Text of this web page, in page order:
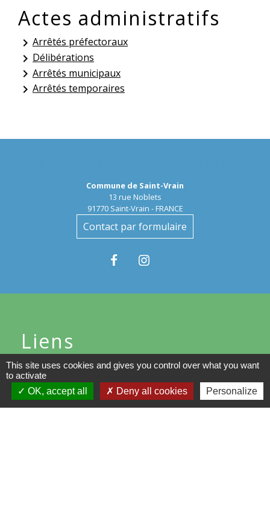
Actes administratifs
keyboard_arrow_right Arrêtés préfectoraux
keyboard_arrow_right Délibérations
keyboard_arrow_right Arrêtés municipaux
keyboard_arrow_right Arrêtés temporaires
Commune de Saint-Vrain
13 rue Noblets
91770 Saint-Vrain - FRANCE
Contact par formulaire
Liens
Communauté de Communes du
Val d'Essonne
Conseil départemental de
This site uses cookies and gives you control over what you want
to activate
OK, accept all
Deny all cookies Personalize